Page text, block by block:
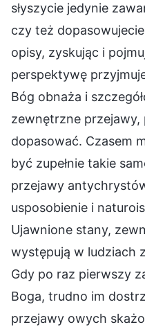
słyszycie jedynie
czy też
opisy, zyskując i
perspektywę
Bóg obnaża i
zewnętrzne przejawy,
dopasować. Czasem
być zupełnie takie
przejawy
usposobienie i
Ujawnione stany,
występują w ludziach
Gdy po raz pierwszy
Boga, trudno im
przejawy owych